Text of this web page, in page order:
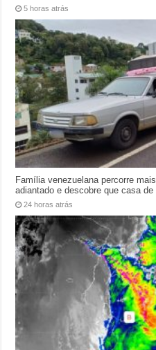
5 horas atrás
Família venezuelana percorre
adiantado e descobre que casa
24 horas atrás